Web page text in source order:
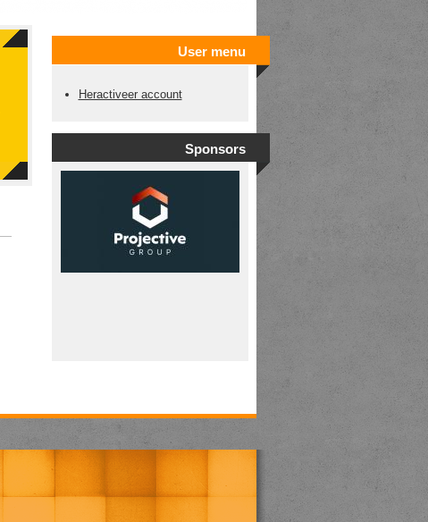
User menu
Heractiveer account
Sponsors